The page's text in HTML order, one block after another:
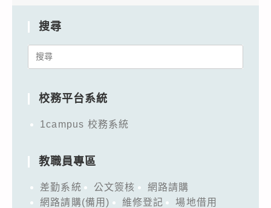
搜尋
Search
校務平台系統
1campus 校務系統
教職員專區
差勤系統 公文簽核
網路請購
網路請購(備用)
維修登記
場地借用